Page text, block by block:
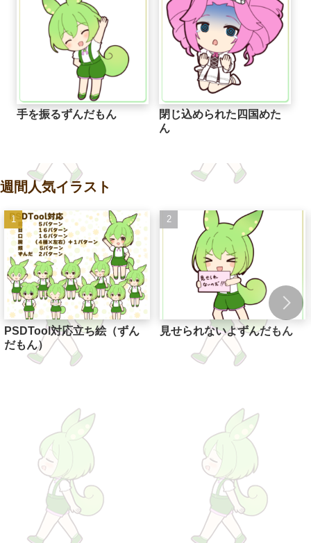
手を振るずんだもん
閉じ込められた四国めた
ん
週間人気イラスト
PSDTool対応立ち絵（ずん
だもん）
見せられないよずんだもん